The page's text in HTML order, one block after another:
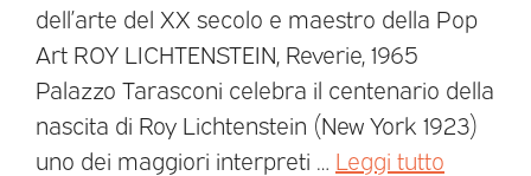
dell’arte del XX secolo e maestro della Pop
Art ROY LICHTENSTEIN, Reverie, 1965
Palazzo Tarasconi celebra il centenario della
nascita di Roy Lichtenstein (New York 1923)
uno dei maggiori interpreti … Leggi tutto